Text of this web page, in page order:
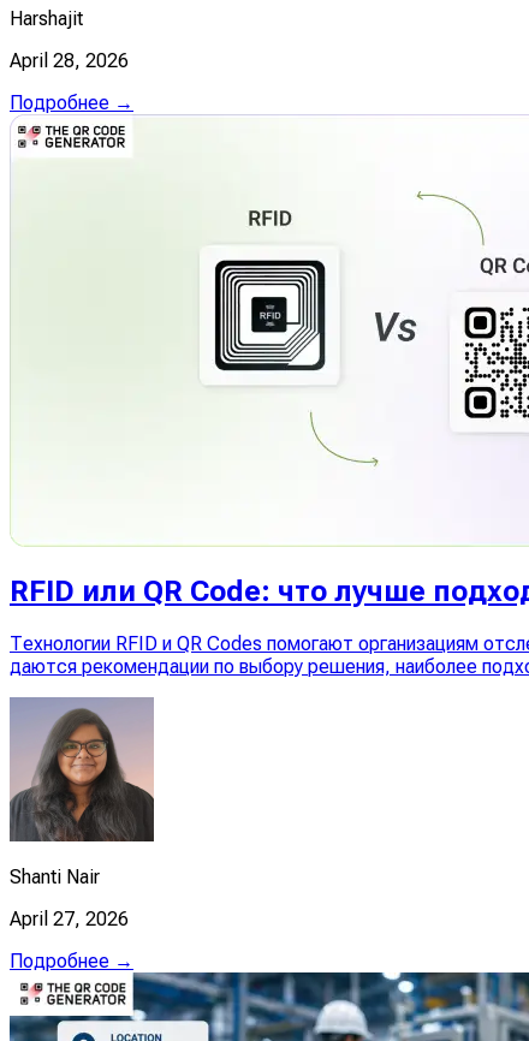
Harshajit
April 28, 2026
Подробнее →
RFID или QR Code: что лучше
Технологии RFID и QR Codes помогают организациям
даются рекомендации по выбору решения, наиболее
Shanti Nair
April 27, 2026
Подробнее →